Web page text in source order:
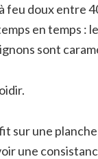
feu doux entre
en temps :
sont
sur une
une